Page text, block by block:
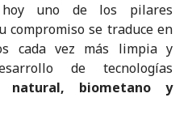
uno de los pilares
compromiso se traduce en
cada vez más limpia y
de tecnologías
natural, biometano y